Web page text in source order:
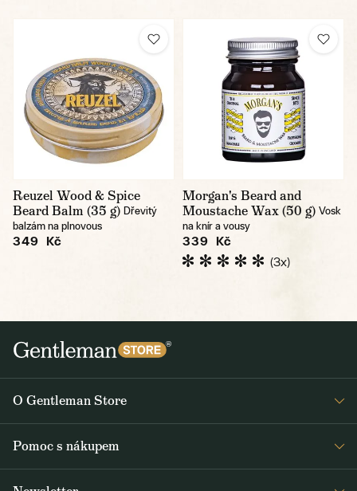
Reuzel Wood & Spice
Beard Balm (35 g) Dřevitý
balzám na plnovous
349 Kč
Morgan's Beard and
Moustache Wax (50 g) Vosk
na knír a vousy
339 Kč
(3x)
O Gentleman Store
Pomoc s nákupem